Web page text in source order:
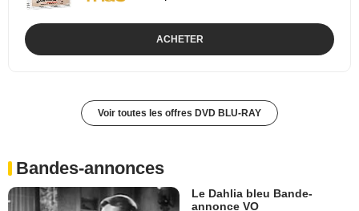
ACHETER
Voir toutes les offres DVD BLU-RAY
Bandes-annonces
Le Dahlia bleu Bande-
annonce VO